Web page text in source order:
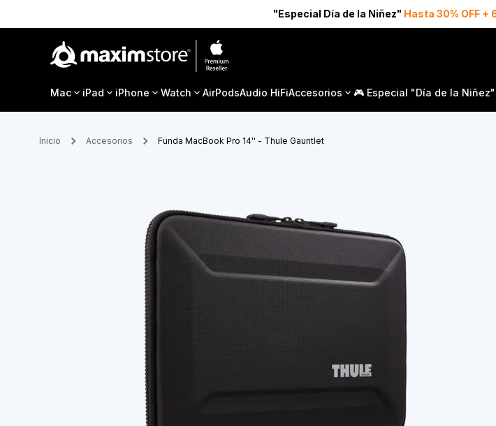
"Especial Día de la Niñez" Hasta 30% OFF
Mac iPad iPhone Watch AirPodsAudio HiFiAccesorios 🎮 Especial "Día de la Niñez"
Inicio Accesorios Funda MacBook Pro 14'' - Thule Gauntlet